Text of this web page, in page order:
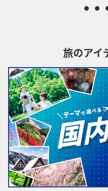
プロモーシ
・表示金額は選択いただいた条
す。
・表示金額と空席状況は最新で
ンより最新の空席照会結果をご
・「＊」は現在金額が確認でき
結果画面にて最新の情報をご確認
・表示金額には、運賃、燃油特
他の各種税金、料金などが含ま
動する可能性があります。
旅のアイ